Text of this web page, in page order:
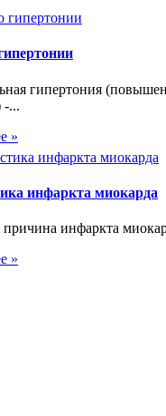
гипертония
-...
»
инфаркта миокарда
инфаркта
»